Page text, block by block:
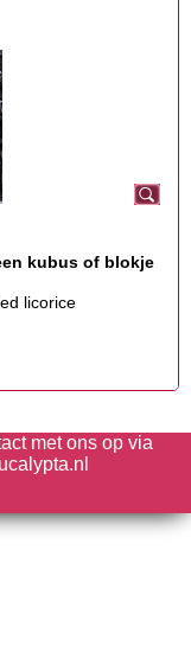
kubus of blokje
licorice
met ons op via